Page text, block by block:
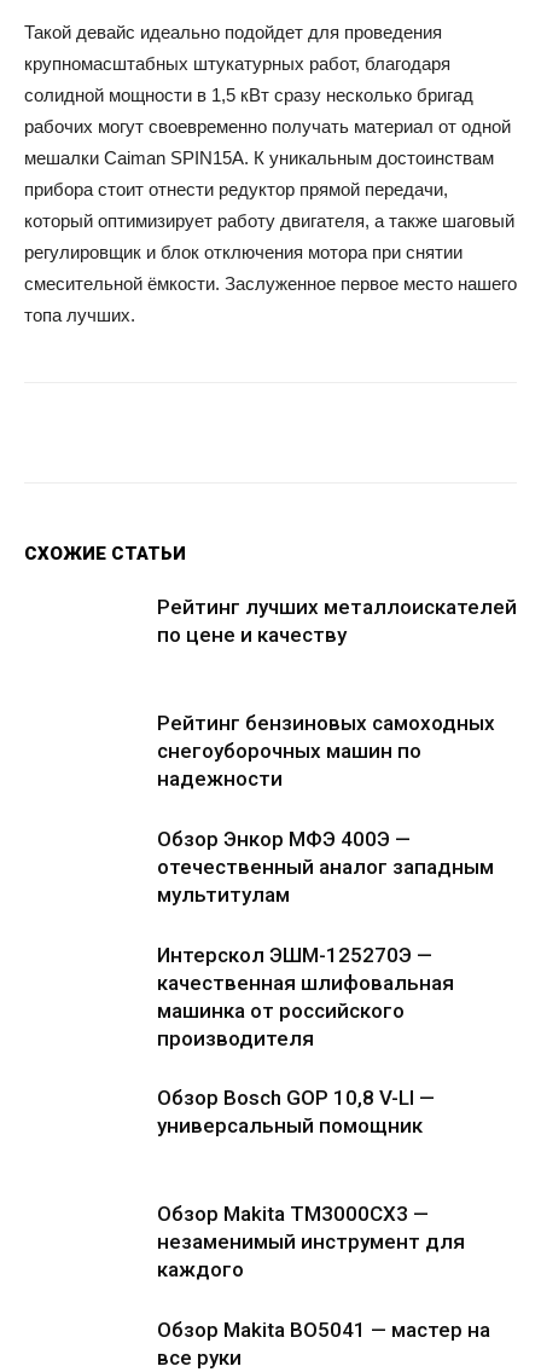
Такой девайс идеально подойдет для проведения
крупномасштабных штукатурных работ, благодаря
солидной мощности в 1,5 кВт сразу несколько бригад
рабочих могут своевременно получать материал от одной
мешалки Caiman SPIN15A. К уникальным достоинствам
прибора стоит отнести редуктор прямой передачи,
который оптимизирует работу двигателя, а также шаговый
регулировщик и блок отключения мотора при снятии
смесительной ёмкости. Заслуженное первое место нашего
топа лучших.
СХОЖИЕ СТАТЬИ
Рейтинг лучших металлоискателей
по цене и качеству
Рейтинг бензиновых самоходных
снегоуборочных машин по
надежности
Обзор Энкор МФЭ 400Э —
отечественный аналог западным
мультитулам
Интерскол ЭШМ-125270Э —
качественная шлифовальная
машинка от российского
производителя
Обзор Bosch GOP 10,8 V-LI —
универсальный помощник
Обзор Makita TM3000CX3 —
незаменимый инструмент для
каждого
Обзор Makita BO5041 — мастер на
все руки